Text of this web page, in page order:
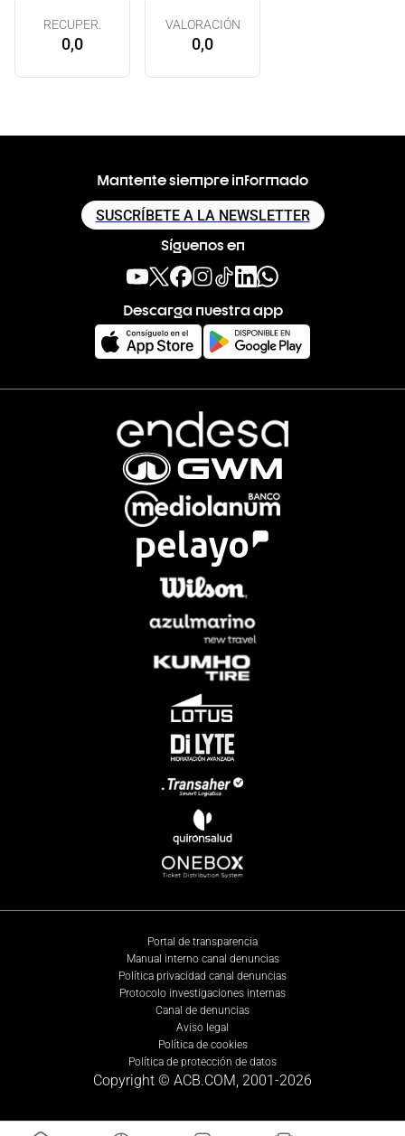
RECUPER.
0,0
VALORACIÓN
0,0
Mantente siempre informado
SUSCRÍBETE A LA NEWSLETTER
Síguenos en
Descarga nuestra app
Portal de transparencia
Manual interno canal denuncias
Política privacidad canal denuncias
Protocolo investigaciones internas
Canal de denuncias
Aviso legal
Política de cookies
Política de protección de datos
Copyright © ACB.COM, 2001-2026